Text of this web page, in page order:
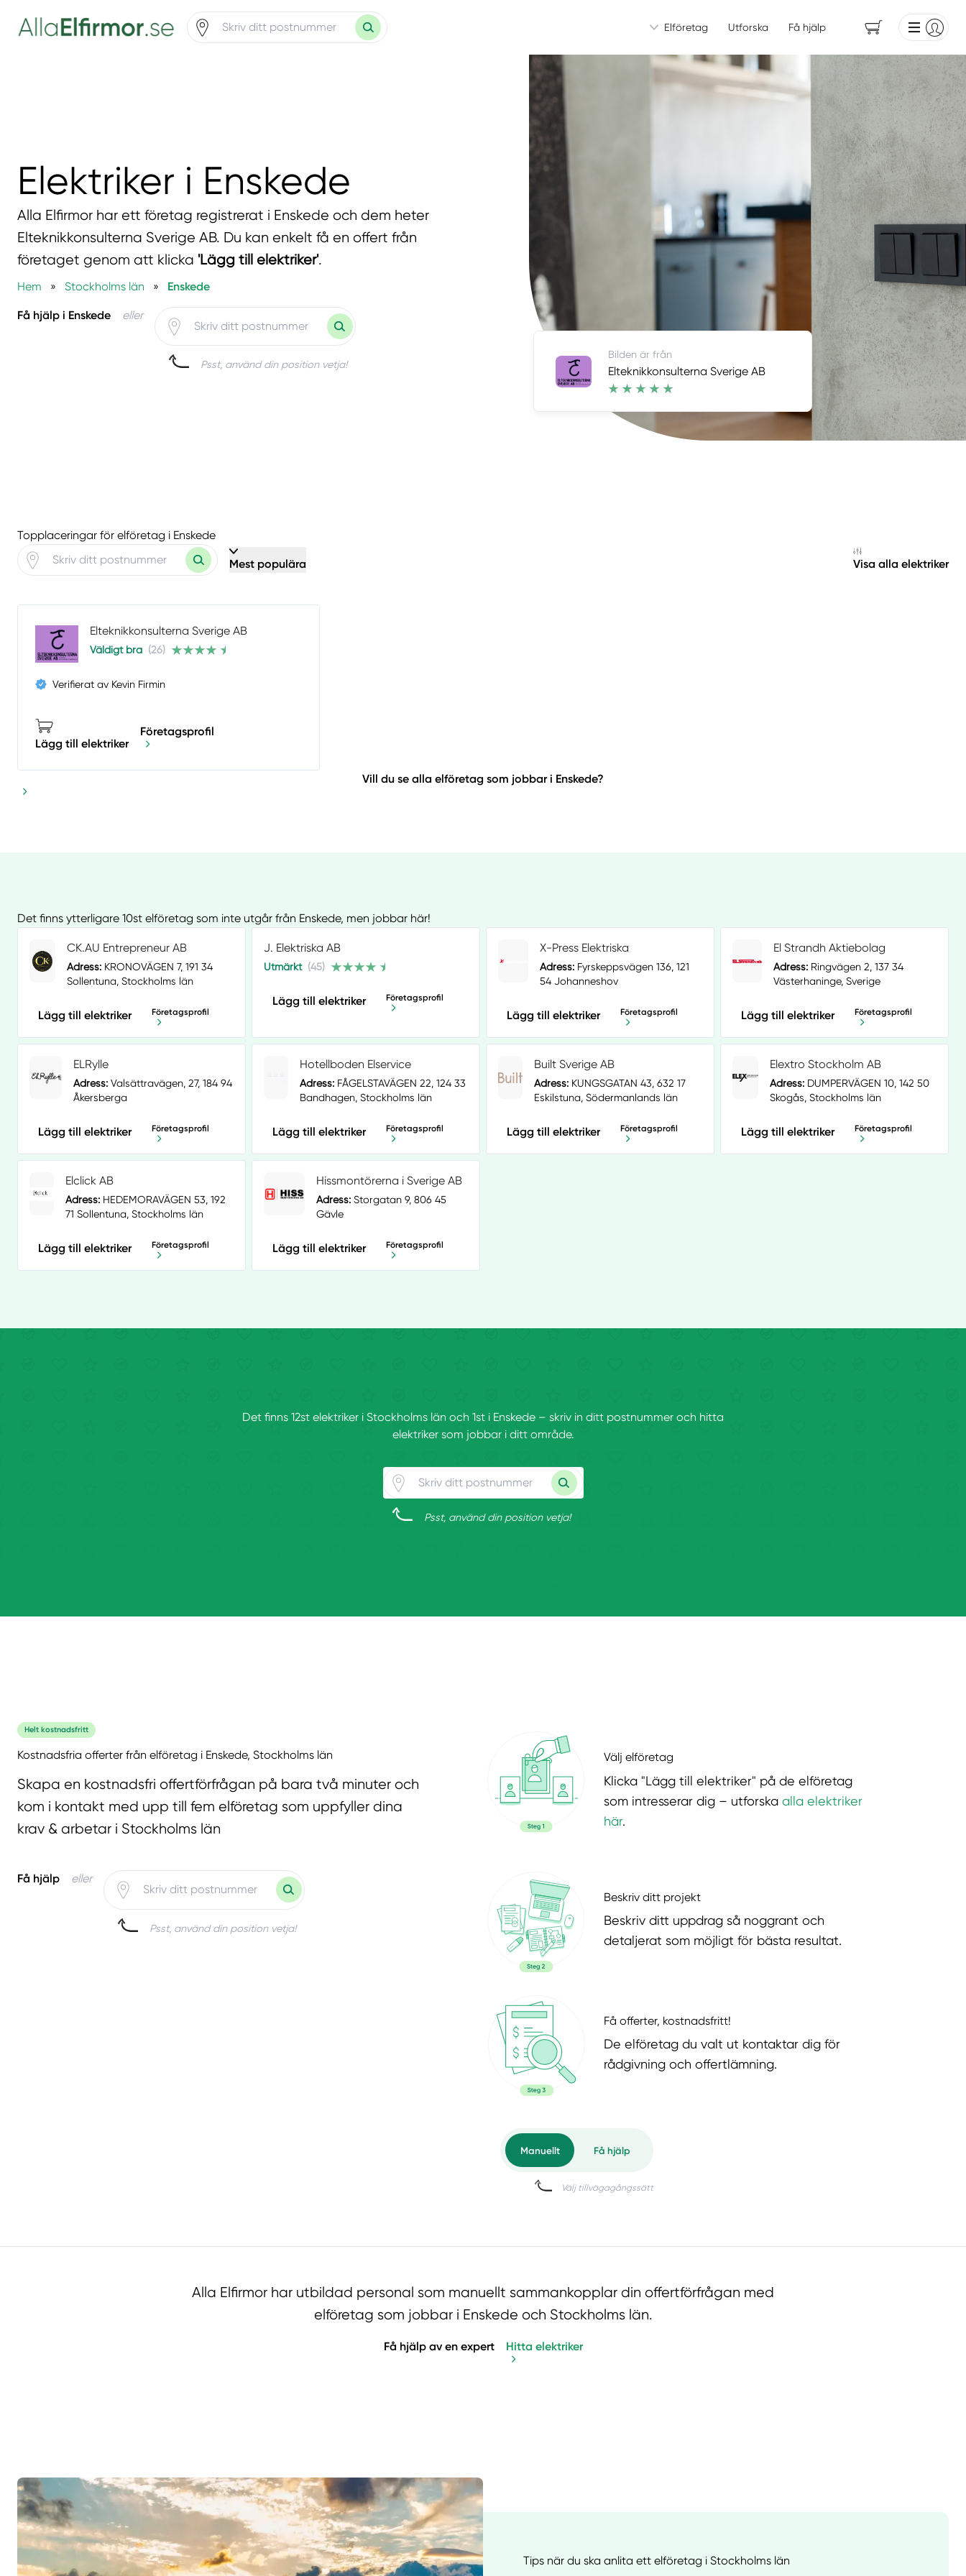
Elföretag Utforska Få hjälp
Elektriker i Enskede
Alla Elfirmor har ett företag registrerat i Enskede och dem heter
Elteknikkonsulterna Sverige AB. Du kan enkelt få en offert från
företaget genom att klicka 'Lägg till elektriker'.
Hem » Stockholms län » Enskede
Få hjälp i Enskede eller
Psst, använd din position vetja!
Bilden är från
Elteknikkonsulterna Sverige AB
Topplaceringar för elföretag i Enskede
Mest populära Visa alla elektriker
Elteknikkonsulterna Sverige AB
Väldigt bra (26)
Verifierat av Kevin Firmin
Lägg till elektriker
Företagsprofil
Vill du se alla elföretag som jobbar i Enskede?
Det finns ytterligare 10st elföretag som inte utgår från Enskede, men jobbar här!
CK.AU Entrepreneur AB
Adress: KRONOVÄGEN 7, 191 34
Sollentuna, Stockholms län
Lägg till elektriker Företagsprofil
J. Elektriska AB
Utmärkt (45)
Lägg till elektriker Företagsprofil
X-Press Elektriska
Adress: Fyrskeppsvägen 136, 121
54 Johanneshov
Lägg till elektriker Företagsprofil
El Strandh Aktiebolag
Adress:Ringvägen 2, 137 34
Västerhaninge, Sverige
Lägg till elektriker Företagsprofil
ELRylle
Adress:Valsättravägen, 27, 184 94
Åkersberga
Lägg till elektriker Företagsprofil
Hotellboden Elservice
Adress:FÅGELSTAVÄGEN 22, 124 33
Bandhagen, Stockholms län
Lägg till elektriker Företagsprofil
Built Sverige AB
Adress:KUNGSGATAN 43, 632 17
Eskilstuna, Södermanlands län
Lägg till elektriker Företagsprofil
Elextro Stockholm AB
Adress: DUMPERVÄGEN 10, 142 50
Skogås, Stockholms län
Lägg till elektriker Företagsprofil
Elclick AB
Adress:HEDEMORAVÄGEN 53, 192
71 Sollentuna, Stockholms län
Lägg till elektriker Företagsprofil
Hissmontörerna i Sverige AB
Adress:Storgatan 9, 806 45
Gävle
Lägg till elektriker Företagsprofil
Det finns 12st elektriker i Stockholms län och 1st i Enskede – skriv in ditt postnummer och hitta
elektriker som jobbar i ditt område.
Psst, använd din position vetja!
Helt kostnadsfritt
Kostnadsfria offerter från elföretag i Enskede, Stockholms län
Skapa en kostnadsfri offertförfrågan på bara två minuter och
kom i kontakt med upp till fem elföretag som uppfyller dina
krav & arbetar i Stockholms län
Få hjälp eller
Psst, använd din position vetja!
Välj elföretag
Klicka "Lägg till elektriker" på de elföretag
som intresserar dig – utforska alla elektriker
här.
Beskriv ditt projekt
Beskriv ditt uppdrag så noggrant och
detaljerat som möjligt för bästa resultat.
Få offerter, kostnadsfritt!
De elföretag du valt ut kontaktar dig för
rådgivning och offertlämning.
Alla Elfirmor har utbildad personal som manuellt sammankopplar din offertförfrågan med
elföretag som jobbar i Enskede och Stockholms län.
Få hjälp av en expert Hitta elektriker
Tips när du ska anlita ett elföretag i Stockholms län